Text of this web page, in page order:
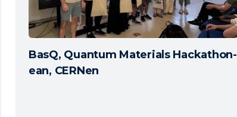
BasQ, Quantum Materials Hackathon-
ean, CERNen